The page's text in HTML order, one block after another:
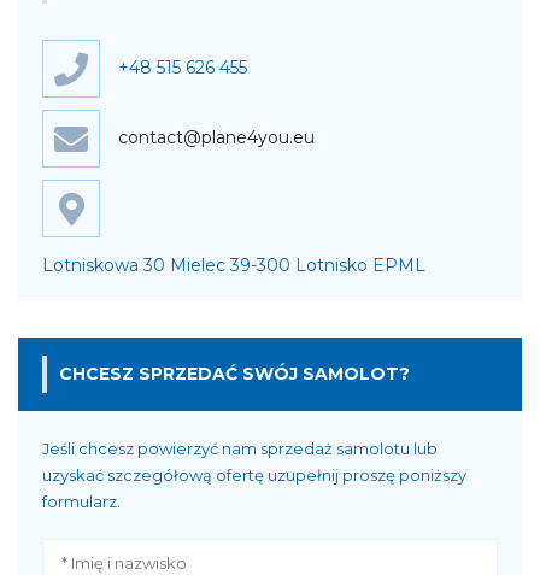
+48 515 626 455
contact@plane4you.eu
Lotniskowa 30 Mielec 39-300 Lotnisko EPML
CHCESZ SPRZEDAĆ SWÓJ SAMOLOT?
Jeśli chcesz powierzyć nam sprzedaż samolotu lub
uzyskać szczegółową ofertę uzupełnij proszę poniższy
formularz.